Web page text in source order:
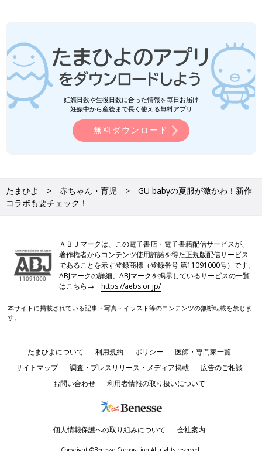
妊娠日数や生後日数に合った情報を毎日お届け
妊娠中から産後まで長く使える無料アプリ
無料ダウンロード
たまひよ 赤ちゃん・育児
GU babyの夏服が激かわ！新作
コラボも要チェック！
ＡＢＪマークは、この電子書店・電子書籍配信サービスが、
著作権者からコンテンツ使用許諾を得た正規版配信サービス
であることを示す登録商標（登録番号 第11091000号）です。
ABJマークの詳細、ABJマークを掲示しているサービスの一覧
はこちら→https://aebs.or.jp/
本サイトに掲載されている記事・写真・イラスト等のコンテンツの無断転載を禁じま
す。
たまひよについて 利用規約 ポリシー
医師・専門家一覧
サイトマップ
調査・プレスリリース・メディア掲載
広告のご相談
お問い合わせ
利用者情報の取り扱いについて
個人情報保護への取り組みについて 会社案内